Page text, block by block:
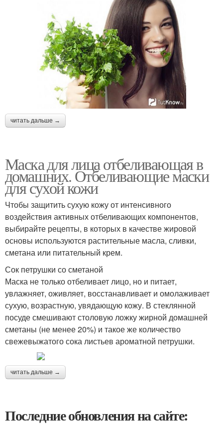
читать дальше →
Маска для лица отбеливающая в
домашних. Отбеливающие маски
для сухой кожи
Чтобы защитить сухую кожу от интенсивного
воздействия активных отбеливающих компонентов,
выбирайте рецепты, в которых в качестве жировой
основы используются растительные масла, сливки,
сметана или питательный крем.
Сок петрушки со сметаной
Маска не только отбеливает лицо, но и питает,
увлажняет, оживляет, восстанавливает и омолаживает
сухую, возрастную, увядающую кожу. В стеклянной
посуде смешивают столовую ложку жирной домашней
сметаны (не менее 20%) и такое же количество
свежевыжатого сока листьев ароматной петрушки.
читать дальше →
Последние обновления на сайте: